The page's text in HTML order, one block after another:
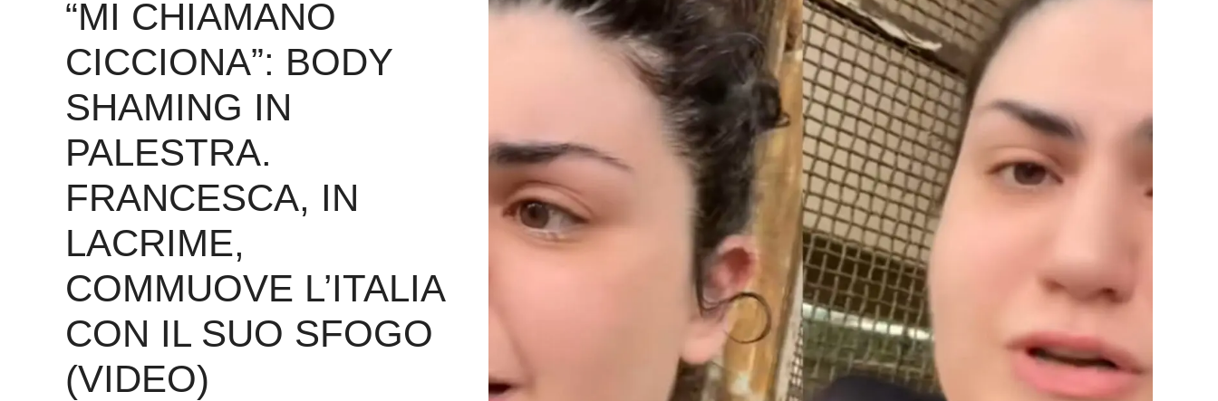
“MI CHIAMANO
CICCIONA”: BODY
SHAMING IN
PALESTRA.
FRANCESCA, IN
LACRIME,
COMMUOVE L’ITALIA
CON IL SUO SFOGO
(VIDEO)